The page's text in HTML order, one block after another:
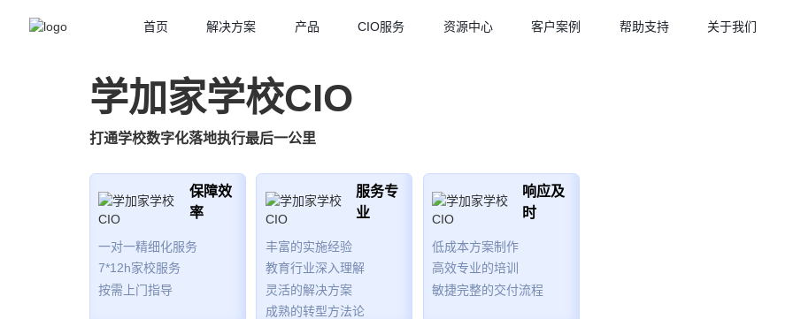
首页 解决方案 产品 CIO服务 资源中心 客户案例 帮助支持 关于我们
学加家学校CIO
打通学校数字化落地执行最后一公里
保障效
率
一对一精细化服务
7*12h家校服务
按需上门指导
服务专
业
丰富的实施经验
教育行业深入理解
灵活的解决方案
成熟的转型方法论
响应及
时
低成本方案制作
高效专业的培训
敏捷完整的交付流程